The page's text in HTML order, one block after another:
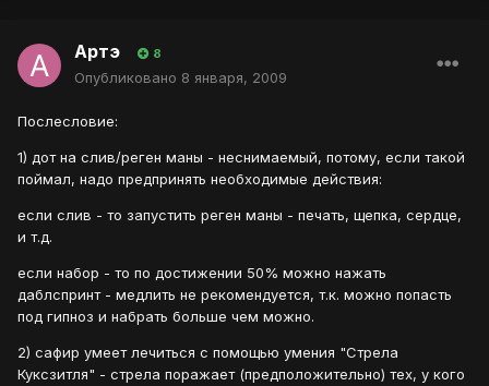
Артэ 8
Опубликовано 8 января, 2009
Послесловие:
1) дот на слив/реген маны - неснимаемый, потому, если такой
поймал, надо предпринять необходимые действия:
если слив - то запустить реген маны - печать, щепка, сердце,
и т.д.
если набор - то по достижении 50% можно нажать
даблспринт - медлить не рекомендуется, т.к. можно попасть
под гипноз и набрать больше чем можно.
2) сафир умеет лечиться с помощью умения "Стрела
Куксзитля" - стрела поражает (предположительно) тех, у кого